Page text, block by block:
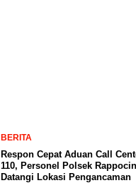
BERITA
Respon Cepat Aduan Call
110, Personel Polsek
Datangi Lokasi Pengancaman